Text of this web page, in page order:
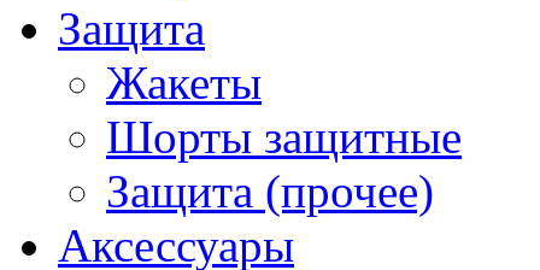
Защита
Жакеты
Шорты защитные
Защита (прочее)
Аксессуары